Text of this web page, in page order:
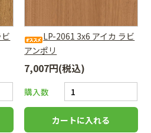
LP-2061 3x6 アイカ ラビ
アンポリ
7,007円(税込)
購入数